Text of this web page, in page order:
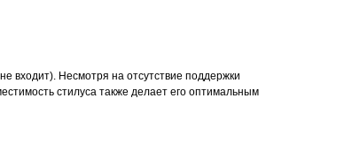
входит). Несмотря на отсутствие поддержки
стилуса также делает его оптимальным